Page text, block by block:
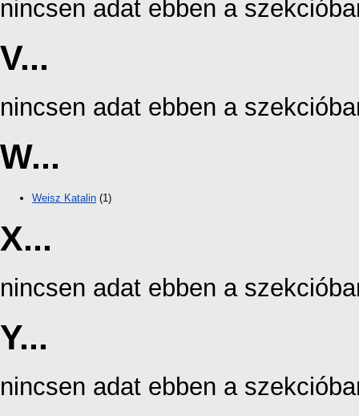
nincsen adat ebben a
V...
nincsen adat ebben a
W...
Weisz Katalin (1)
X...
nincsen adat ebben a
Y...
nincsen adat ebben a